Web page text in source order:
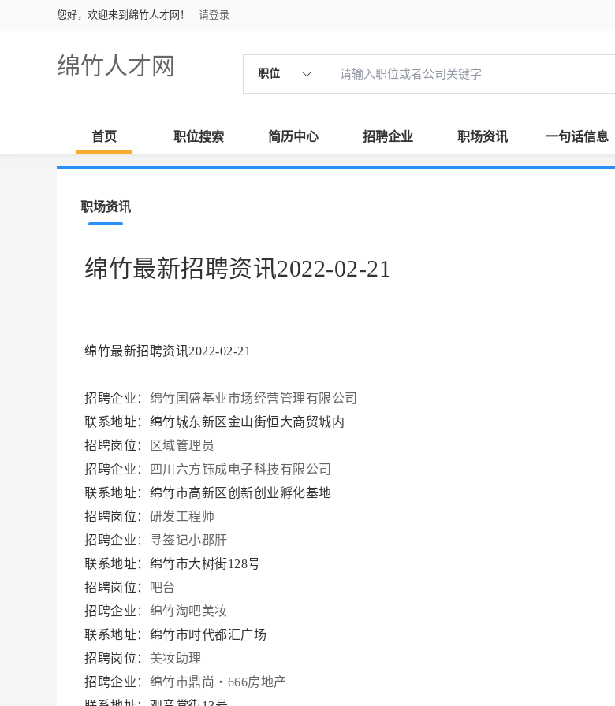
您好，欢迎来到绵竹人才网！ 请登录
绵竹人才网 职位
首页 职位搜索 简历中心 招聘企业 职场资讯 一句话信息
职场资讯
绵竹最新招聘资讯2022-02-21
绵竹最新招聘资讯2022-02-21
招聘企业： 绵竹国盛基业市场经营管理有限公司
联系地址：绵竹城东新区金山街恒大商贸城内
招聘岗位：
区域管理员
招聘企业：
四川六方钰成电子科技有限公司
联系地址：绵竹市高新区创新创业孵化基地
招聘岗位： 研发工程师
招聘企业： 寻签记小郡肝
联系地址：绵竹市大树街128号
招聘岗位： 吧台
招聘企业： 绵竹淘吧美妆
联系地址：绵竹市时代都汇广场
招聘岗位： 美妆助理
招聘企业： 绵竹市鼎尚・666房地产